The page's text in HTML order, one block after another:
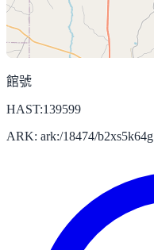
館號
HAST:139599
ARK: ark:/18474/b2xs5k64g